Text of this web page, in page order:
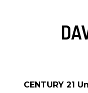
CENTURY 21